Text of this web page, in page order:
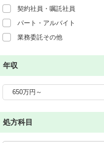
契約社員・嘱託社員
パート・アルバイト
業務委託その他
年収
処方科目